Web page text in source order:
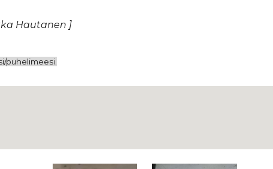
Hautanen ]
puhelimeesi.